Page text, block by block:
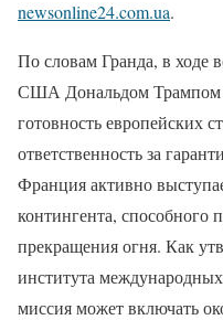
newsonline24.com.ua.
По словам Гранда, в ходе
США Дональдом Трампом
готовность европейских
ответственность за
Франция активно
контингента, способного
прекращения огня. Как
института
миссия может включать